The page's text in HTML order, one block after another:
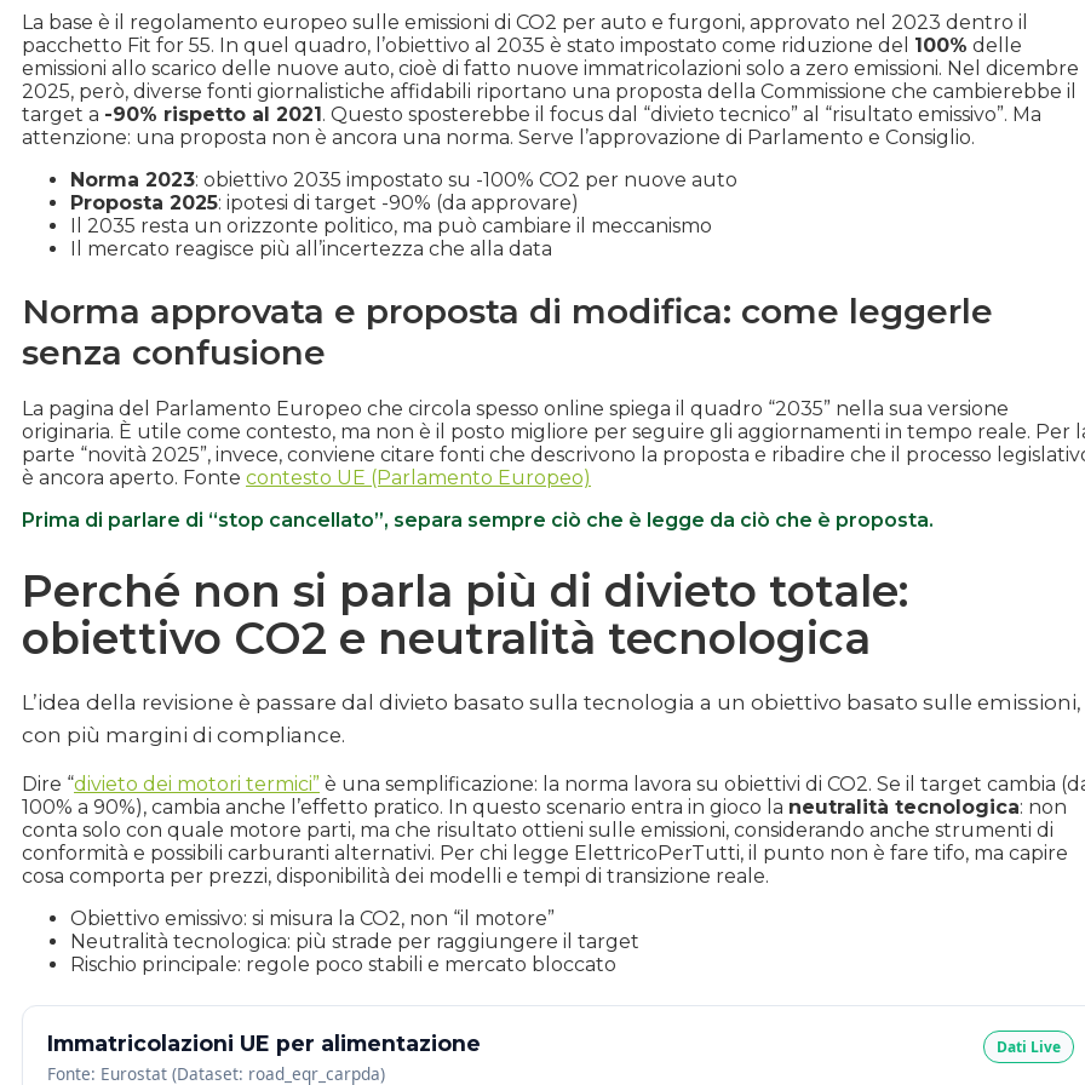
La base è il regolamento europeo sulle emissioni di CO2 per auto e furgoni, approvato nel 2023 dentro il
pacchetto Fit for 55. In quel quadro, l’obiettivo al 2035 è stato impostato come riduzione del 100% delle
emissioni allo scarico delle nuove auto, cioè di fatto nuove immatricolazioni solo a zero emissioni. Nel dicembre
2025, però, diverse fonti giornalistiche affidabili riportano una proposta della Commissione che cambierebbe il
target a -90% rispetto al 2021. Questo sposterebbe il focus dal “divieto tecnico” al “risultato emissivo”. Ma
attenzione: una proposta non è ancora una norma. Serve l’approvazione di Parlamento e Consiglio.
Norma 2023: obiettivo 2035 impostato su -100% CO2 per nuove auto
Proposta 2025: ipotesi di target -90% (da approvare)
Il 2035 resta un orizzonte politico, ma può cambiare il meccanismo
Il mercato reagisce più all’incertezza che alla data
Norma approvata e proposta di modifica: come leggerle
senza confusione
La pagina del Parlamento Europeo che circola spesso online spiega il quadro “2035” nella sua versione
originaria. È utile come contesto, ma non è il posto migliore per seguire gli aggiornamenti in tempo reale. Per
parte “novità 2025”, invece, conviene citare fonti che descrivono la proposta e ribadire che il processo
è ancora aperto. Fonte contesto UE (Parlamento Europeo)
Prima di parlare di “stop cancellato”, separa sempre ciò che è legge da ciò che è proposta.
Perché non si parla più di divieto totale:
obiettivo CO2 e neutralità tecnologica
L’idea della revisione è passare dal divieto basato sulla tecnologia a un obiettivo basato sulle emissioni,
con più margini di compliance.
Dire “divieto dei motori termici” è una semplificazione: la norma lavora su obiettivi di CO2. Se il target cambia
100% a 90%), cambia anche l’effetto pratico. In questo scenario entra in gioco la neutralità tecnologica: non
conta solo con quale motore parti, ma che risultato ottieni sulle emissioni, considerando anche strumenti di
conformità e possibili carburanti alternativi. Per chi legge ElettricoPerTutti, il punto non è fare tifo, ma capire
cosa comporta per prezzi, disponibilità dei modelli e tempi di transizione reale.
Obiettivo emissivo: si misura la CO2, non “il motore”
Neutralità tecnologica: più strade per raggiungere il target
Rischio principale: regole poco stabili e mercato bloccato
Immatricolazioni UE per alimentazione
Fonte: Eurostat (Dataset: road_eqr_carpda)
Dati Live